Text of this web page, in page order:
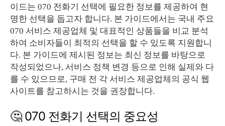
이드는 070 전화기 선택에 필요한 정보를 제공하여 현
명한 선택을 돕고자 합니다. 본 가이드에서는 국내 주요
070 서비스 제공업체 및 대표적인 상품들을 비교 분석
하여 소비자들이 최적의 선택을 할 수 있도록 지원합니
다. 본 가이드에 제시된 정보는 최신 정보를 바탕으로
작성되었으나, 서비스 정책 변경 등으로 인해 실제와 다
를 수 있으므로, 구매 전 각 서비스 제공업체의 공식 웹
사이트를 참고하시는 것을 권장합니다.
🤔 070 전화기 선택의 중요성